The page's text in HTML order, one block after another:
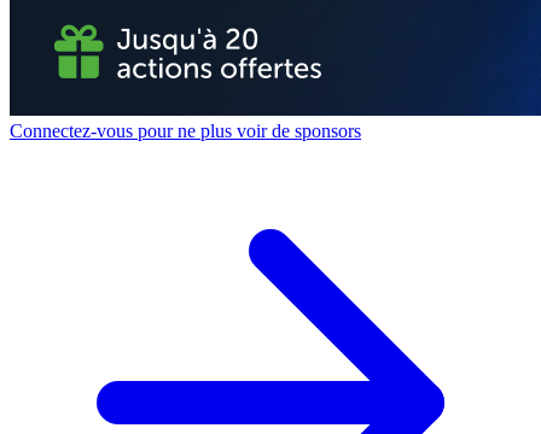
Connectez-vous pour ne plus voir de sponsors